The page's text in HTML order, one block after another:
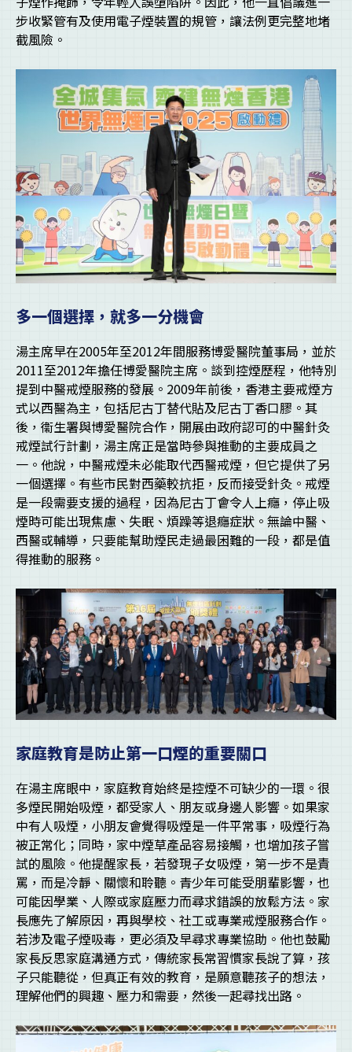
步收緊管有及使用電子煙裝置的規管，讓法例更完整地堵
截風險。
多一個選擇，就多一分機會
湯主席早在2005年至2012年間服務博愛醫院董事局，並於
2011至2012年擔任博愛醫院主席。談到控煙歷程，他特別
提到中醫戒煙服務的發展。2009年前後，香港主要戒煙方
式以西醫為主，包括尼古丁替代貼及尼古丁香口膠。其
後，衞生署與博愛醫院合作，開展由政府認可的中醫針灸
戒煙試行計劃，湯主席正是當時參與推動的主要成員之
一。他說，中醫戒煙未必能取代西醫戒煙，但它提供了另
一個選擇。有些市民對西藥較抗拒，反而接受針灸。戒煙
是一段需要支援的過程，因為尼古丁會令人上癮，停止吸
煙時可能出現焦慮、失眠、煩躁等退癮症狀。無論中醫、
西醫或輔導，只要能幫助煙民走過最困難的一段，都是值
得推動的服務。
家庭教育是防止第一口煙的重要關口
在湯主席眼中，家庭教育始終是控煙不可缺少的一環。很
多煙民開始吸煙，都受家人、朋友或身邊人影響。如果家
中有人吸煙，小朋友會覺得吸煙是一件平常事，吸煙行為
被正常化；同時，家中煙草產品容易接觸，也增加孩子嘗
試的風險。他提醒家長，若發現子女吸煙，第一步不是責
罵，而是冷靜、關懷和聆聽。青少年可能受朋輩影響，也
可能因學業、人際或家庭壓力而尋求錯誤的放鬆方法。家
長應先了解原因，再與學校、社工或專業戒煙服務合作。
若涉及電子煙吸毒，更必須及早尋求專業協助。他也鼓勵
家長反思家庭溝通方式，傳統家長常習慣家長說了算，孩
子只能聽從，但真正有效的教育，是願意聽孩子的想法，
理解他們的興趣、壓力和需要，然後一起尋找出路。